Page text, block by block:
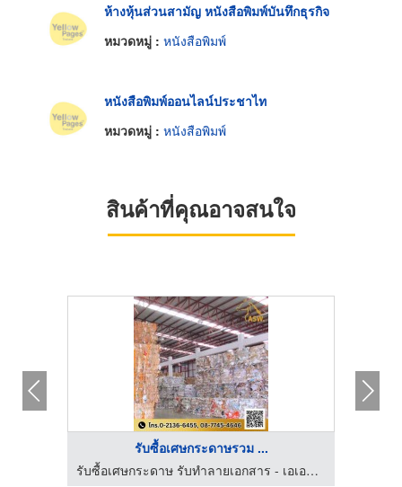
ห้างหุ้นส่วนสามัญ หนังสือพิมพ์บันทึกธุรกิจ
หมวดหมู่ : หนังสือพิมพ์
หนังสือพิมพ์ออนไลน์ประชาไท
หมวดหมู่ : หนังสือพิมพ์
สินค้าที่คุณอาจสนใจ
รับซื้อเศษกระดาษรวม ...
รับซื้อเศษกระดาษ รับทำลายเอกสาร - เอเอสดับบลิว เปเปอร์